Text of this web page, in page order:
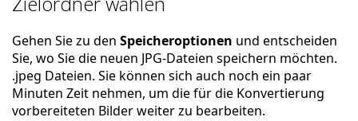
Gehen Sie zu den Speicheroptionen und entscheiden
Sie, wo Sie die neuen JPG-Dateien speichern möchten.
.jpeg Dateien. Sie können sich auch noch ein paar
Minuten Zeit nehmen, um die für die Konvertierung
vorbereiteten Bilder weiter zu bearbeiten.